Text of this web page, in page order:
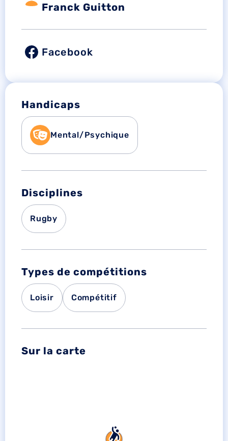
Franck Guitton
Facebook
Handicaps
Mental/Psychique
Disciplines
Rugby
Types de compétitions
Loisir Compétitif
Sur la carte